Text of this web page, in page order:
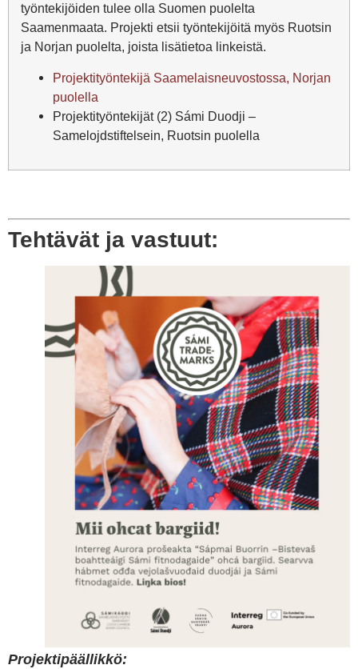
työntekijöiden tulee olla Suomen puolelta
Saamenmaata. Projekti etsii työntekijöitä myös Ruotsin
ja Norjan puolelta, joista lisätietoa linkeistä.
Projektityöntekijä Saamelaisneuvostossa, Norjan
puolella
Projektityöntekijät (2) Sámi Duodji –
Samelojdstiftelsein, Ruotsin puolella
Tehtävät ja vastuut:
Projektipäällikkö: